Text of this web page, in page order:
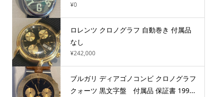
¥0
ロレンツ クロノグラフ 自動巻き 付属品
なし
¥242,000
ブルガリ ディアゴノコンビ クロノグラフ
クォーツ 黒文字盤 付属品 保証書 199...